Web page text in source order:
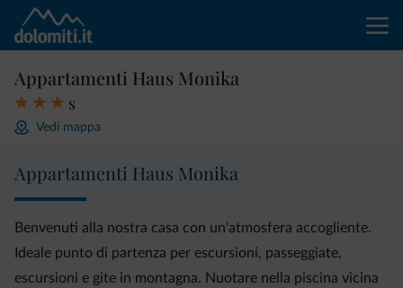
Appartamenti Haus Monika
s
Vedi mappa
Appartamenti Haus Monika
Benvenuti alla nostra casa con un'atmosfera accogliente.
Ideale punto di partenza per escursioni, passeggiate,
escursioni e gite in montagna. Nuotare nella piscina vicina